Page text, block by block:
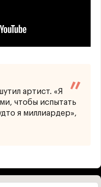
артист. «Я
чтобы испытать
я миллиардер»,